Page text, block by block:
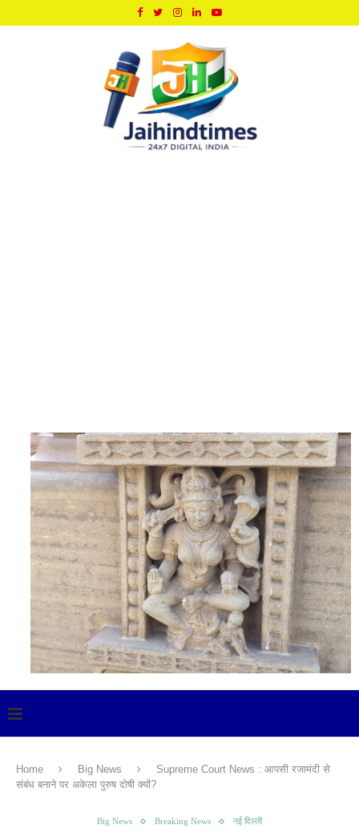
Home Big News
Supreme Court News : आपसी रजामंदी से
संबंध बनाने पर अकेला पुरुष दोषी क्यों?
Big News Breaking News नई दिल्ली